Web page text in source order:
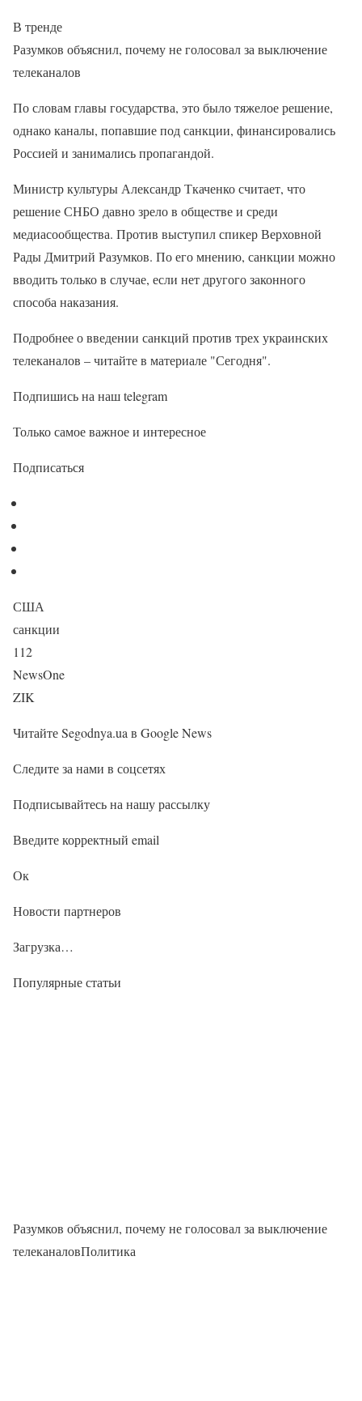
В тренде
Разумков объяснил, почему не голосовал за выключение
телеканалов
По словам главы государства, это было тяжелое решение,
однако каналы, попавшие под санкции, финансировались
Россией и занимались пропагандой.
Министр культуры Александр Ткаченко считает, что
решение СНБО давно зрело в обществе и среди
медиасообщества. Против выступил спикер Верховной
Рады Дмитрий Разумков. По его мнению, санкции можно
вводить только в случае, если нет другого законного
способа наказания.
Подробнее о введении санкций против трех украинских
телеканалов – читайте в материале "Сегодня".
Подпишись на наш telegram
Только самое важное и интересное
Подписаться
США
санкции
112
NewsOne
ZIK
Читайте Segodnya.ua в Google News
Следите за нами в соцсетях
Подписывайтесь на нашу рассылку
Введите корректный email
Ок
Новости партнеров
Загрузка…
Популярные статьи
Разумков объяснил, почему не голосовал за выключение
телеканаловПолитика